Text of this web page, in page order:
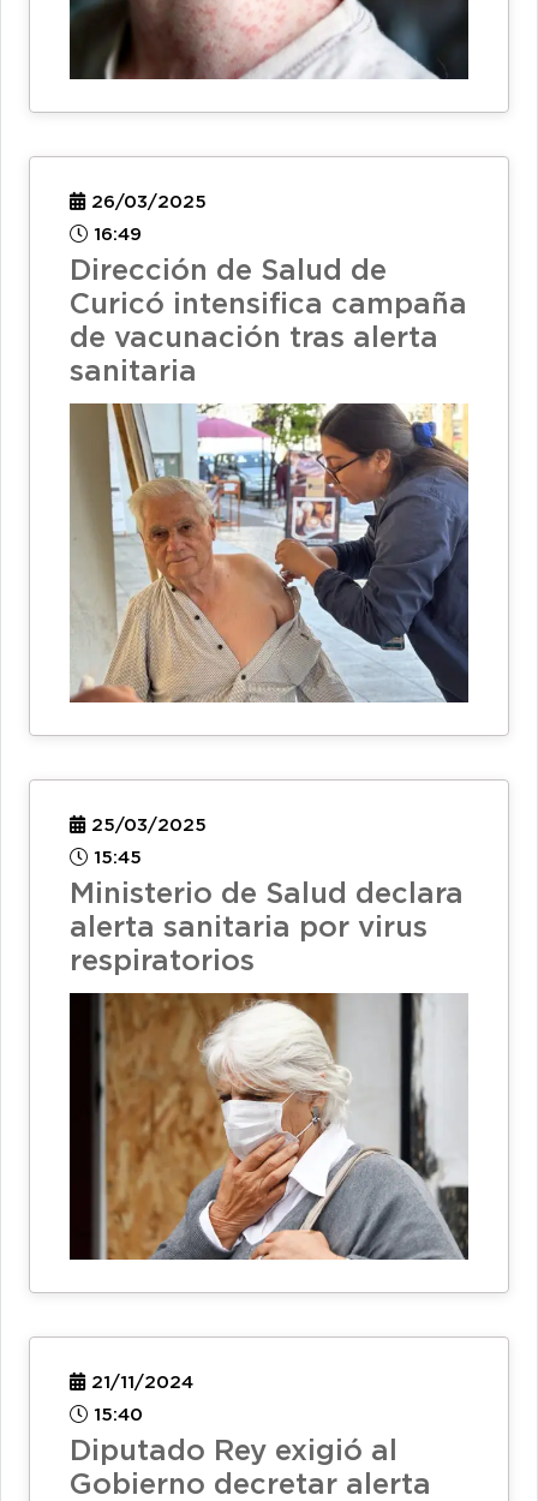
26/03/2025
16:49
Dirección de Salud de
Curicó intensifica campaña
de vacunación tras alerta
sanitaria
25/03/2025
15:45
Ministerio de Salud declara
alerta sanitaria por virus
respiratorios
21/11/2024
15:40
Diputado Rey exigió al
Gobierno decretar alerta